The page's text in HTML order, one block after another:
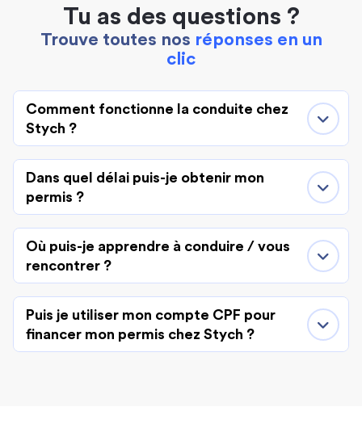
Tu as des questions ?
Trouve toutes nos réponses en un
clic
Comment fonctionne la conduite chez
Stych ?
Dans quel délai puis-je obtenir mon
permis ?
Où puis-je apprendre à conduire / vous
rencontrer ?
Puis je utiliser mon compte CPF pour
financer mon permis chez Stych ?